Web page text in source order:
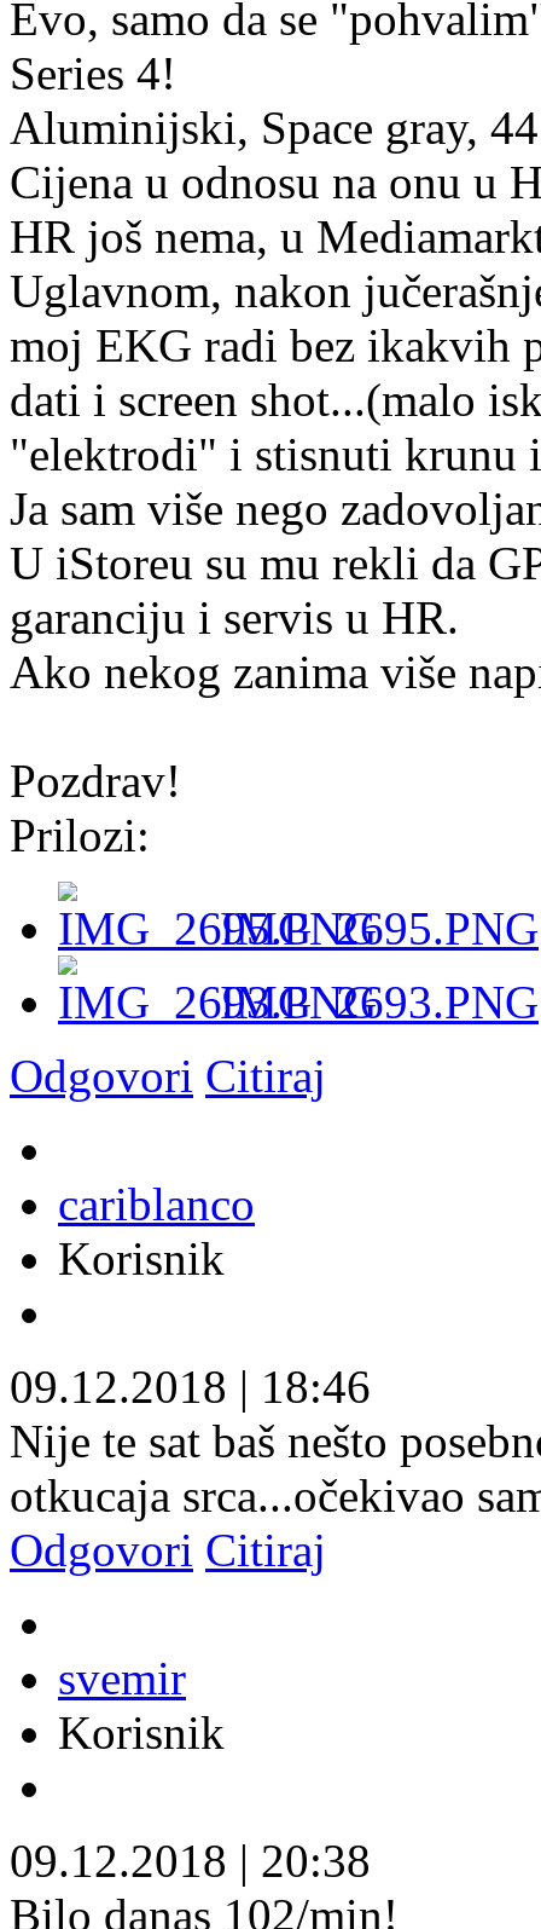
Evo, samo da se
Series 4!
Aluminijski, Space gray,
Cijena u odnosu na onu u
HR još nema, u
Uglavnom, nakon
moj EKG radi bez ikakvih
dati i screen shot...(malo
"elektrodi" i stisnuti krunu
Ja sam više nego
U iStoreu su mu rekli da
garanciju i servis u HR.
Ako nekog zanima više
Pozdrav!
Prilozi:
IMG_2695.PNG
IMG_2693.PNG
Odgovori Citiraj
cariblanco
Korisnik
09.12.2018 | 18:46
Nije te sat baš nešto
otkucaja srca...očekivao
Odgovori Citiraj
svemir
Korisnik
09.12.2018 | 20:38
Bilo danas 102/min!